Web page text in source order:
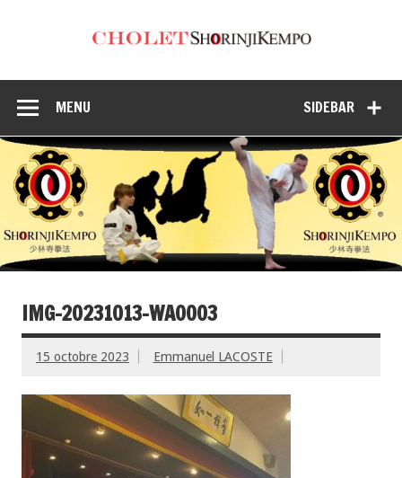
SIDEBAR
MENU
IMG-20231013-WA0003
15 octobre 2023 Emmanuel LACOSTE